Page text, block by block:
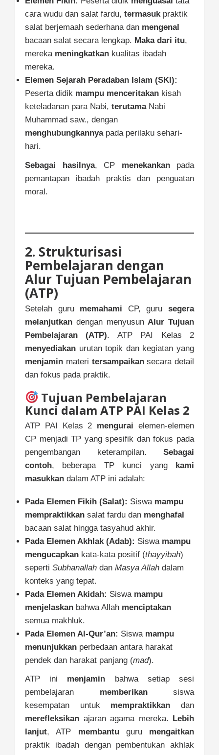
cara wudu dan salat fardu, termasukpraktik
salat berjemaah sederhana dan mengenal
bacaan salat secara lengkap. Maka dari itu,
mereka meningkatkan kualitas ibadah
mereka.
Elemen Sejarah Peradaban Islam (SKI):
Peserta didik mampu menceritakan kisah
keteladanan para Nabi, terutamaNabi
Muhammad saw., dengan
menghubungkannyapada perilaku sehari-
hari.
Sebagai hasilnya, CP menekankanpada
pemantapan ibadah praktis dan penguatan
moral.
2. Strukturisasi
Pembelajaran dengan
Alur Tujuan Pembelajaran
(ATP)
Setelah guru memahami CP, gurusegera
melanjutkan dengan menyusun Alur Tujuan
Pembelajaran (ATP). ATP PAI Kelas 2
menyediakan urutan topik dan kegiatan yang
menjamin materi tersampaikansecara detail
dan fokus pada praktik.
Tujuan Pembelajaran
Kunci dalam ATP PAI Kelas 2
ATP PAI Kelas 2 mengurai elemen-elemen
CP menjadi TP yang spesifik dan fokus pada
pengembangan keterampilan. Sebagai
contoh, beberapa TP kunci yang kami
masukkan dalam ATP ini adalah:
Pada Elemen Fikih (Salat): Siswa mampu
mempraktikkan salat fardu dan menghafal
bacaan salat hingga tasyahud akhir.
Pada Elemen Akhlak (Adab): Siswa mampu
mengucapkan kata-kata positif (thayyibah)
seperti Subhanallah dan Masya Allah dalam
konteks yang tepat.
Pada Elemen Akidah: Siswa mampu
menjelaskan bahwa Allah menciptakan
semua makhluk.
Pada Elemen Al-Qur’an: Siswa mampu
menunjukkan perbedaan antara harakat
pendek dan harakat panjang (mad).
ATP ini menjamin bahwa setiap sesi
pembelajaran memberikansiswa
kesempatan untuk mempraktikkan dan
merefleksikan ajaran agama mereka. Lebih
lanjut, ATP membantuguru mengaitkan
praktik ibadah dengan pembentukan akhlak